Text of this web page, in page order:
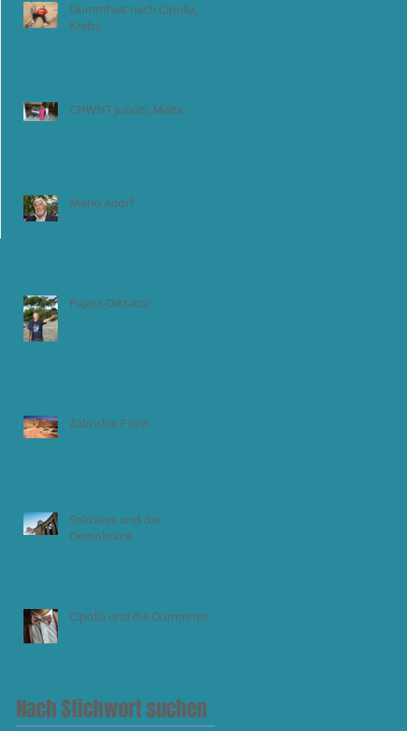
Dummheit nach Cipolla,
Krebs
CHWNT Juni26, Malta
Mario Adorf
Pajass-Diktator
Zabriskje Point
Sokrates und die
Demokratie
Cipolla und die Dummheit
Nach Stichwort suchen